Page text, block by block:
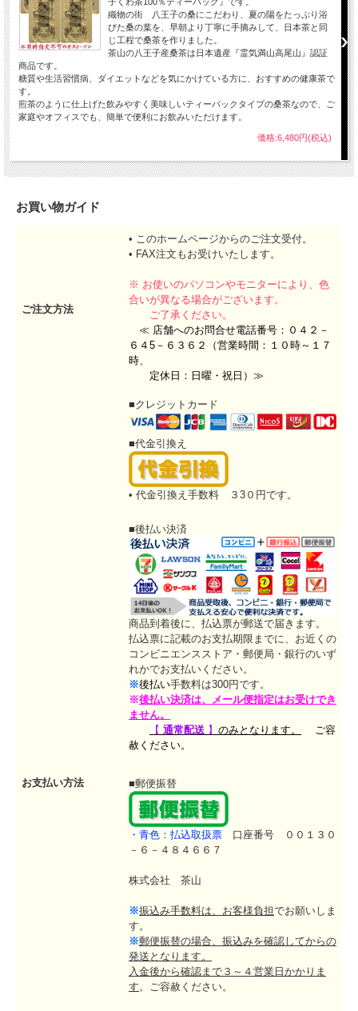
☆ 八王子のお茶屋がこだわって作った桑茶です。
※ メール便は【ポスト投函】です。 配達日時の【指定不可】となります。
※ 配達指定をされましても、配送システム上お受けできません。
上記、ご了承いただきましたお客様はご購入【 カゴに入れる 】へお進みく
※ 詳しくはページ下記の、お買い物ガイド 「メール便について」・「お支払
織物の街 八王子の桑にこだわり、夏の陽をたっぷり浴
びた桑の葉を、早朝より丁寧に手摘みして、日本茶と同
じ工程で桑茶を作りました。
茶山の八王子産桑茶は日本遺産『霊気満山高尾山』認証
商品です。
糖質や生活習慣病、ダイエットなどを気にかけている方に、おすすめの健康茶で
す。
煎茶のように仕上げた飲みやすく美味しいティーバックタイプの桑茶なので、ご
家庭やオフィスでも、簡単で便利にお飲みいただけます。
価格:6,480円(税込)
お買い物ガイド
ご注文方法
• このホームページからのご注文受付。
• FAX注文もお受けいたします。
※ お使いのパソコンやモニターにより、色
合いが異なる場合がございます。
ご了承ください。
≪ 店舗へのお問合せ電話番号：０４２－
６４5－６３６２（営業時間：１０時～１７
時、
定休日：日曜・祝日）≫
お支払い方法
■クレジットカード
■代金引換え
• 代金引換え手数料 ３3０円です。
■後払い決済
商品到着後に、払込票が郵送で届きます。
払込票に記載のお支払期限までに、お近くの
コンビニエンスストア・郵便局・銀行のいず
れかでお支払いください。
※後払い手数料は300円です。
※後払い決済は、
メール便指定はお受けでき
ません。
【 通常配送 】 のみとなります。
ご容
赦ください。
■郵便振替
・青色：払込取扱票 口座番号 ００１３０
－６－４８４６６７
株式会社 茶山
※振込み手数料は、お客様負担でお願いしま
す。
※郵便振替の場合、振込みを確認してからの
発送となります。
入金後から確認まで３～４営業日かかりま
す 。ご容赦ください。